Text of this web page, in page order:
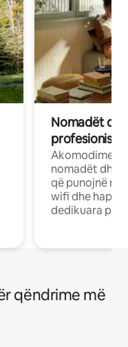
Nomadët
Akomodime
nomadët dhe
që punojnë në
wifi dhe
dedikuara
qëndrime më